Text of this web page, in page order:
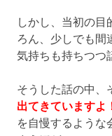
しかし、当初の目
ろん、少しでも間
気持ちも持ちつつ
そうした話の中、
出てきていますよ
を自慢するような